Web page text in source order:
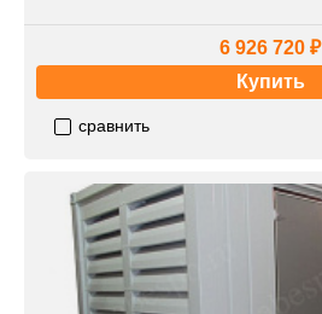
6 926 720 ₽
Купить
сравнить